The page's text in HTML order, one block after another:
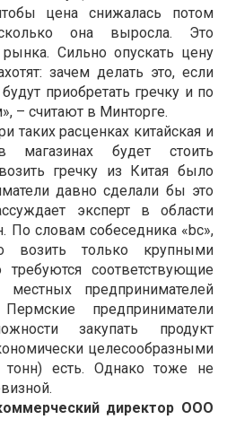
цена снижалась потом
она выросла. Это
Сильно опускать цену
зачем делать это, если
приобретать гречку и по
– считают в Минторге.
таких расценках китайская и
магазинах будет стоить
гречку из Китая было
давно сделали бы это
эксперт в области
По словам собеседника «bc»,
возить только крупными
соответствующие
предпринимателей
предприниматели
закупать продукт
целесообразными
тонн) есть. Однако тоже не
директор ООО